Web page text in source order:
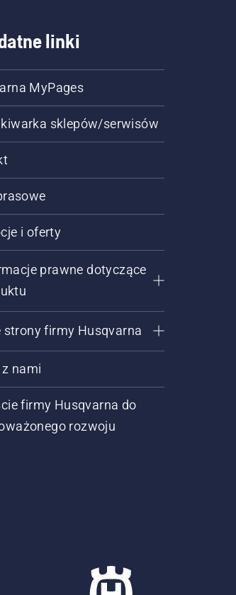
linki
MyPages
sklepów/serwisów
i oferty
prawne dotyczące
strony firmy Husqvarna
nami
firmy Husqvarna do
rozwoju